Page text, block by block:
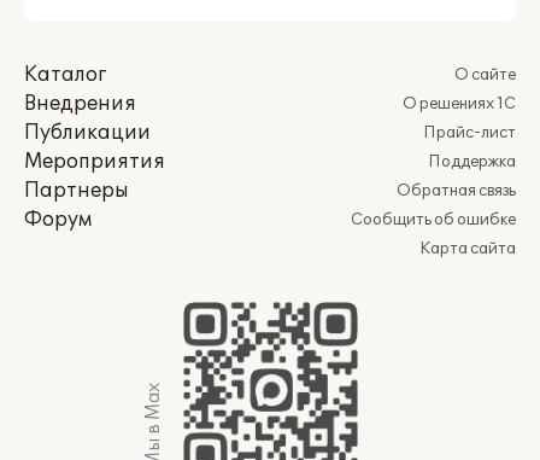
Каталог
Внедрения
Публикации
Мероприятия
Партнеры
Форум
О сайте
О решениях 1С
Прайс-лист
Поддержка
Обратная связь
Сообщить об ошибке
Карта сайта
Мы в Max